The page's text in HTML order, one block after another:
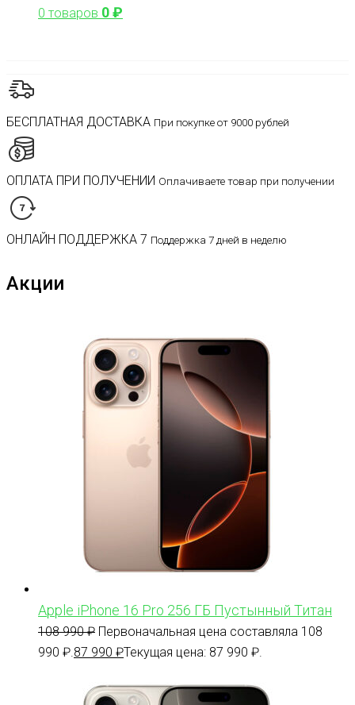
0 товаров 0₽
БЕСПЛАТНАЯ ДОСТАВКА При покупке от 9000 рублей
ОПЛАТА ПРИ ПОЛУЧЕНИИ Оплачиваете товар при получении
ОНЛАЙН ПОДДЕРЖКА 7 Поддержка 7 дней в неделю
Акции
Apple iPhone 16 Pro 256 ГБ Пустынный Титан
108 990₽ Первоначальная цена составляла 108
990 ₽. 87 990 ₽Текущая цена: 87 990 ₽.